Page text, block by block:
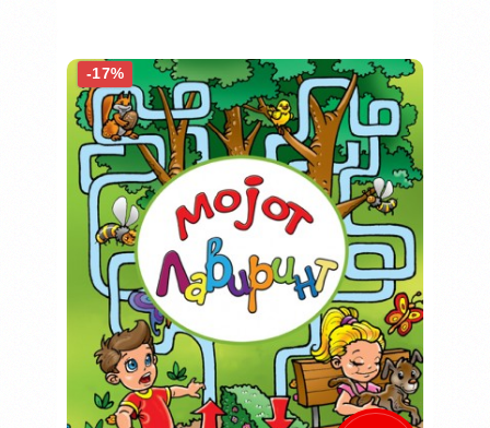
Во кошничка
Додај во желби
Додај за споредба
-17%